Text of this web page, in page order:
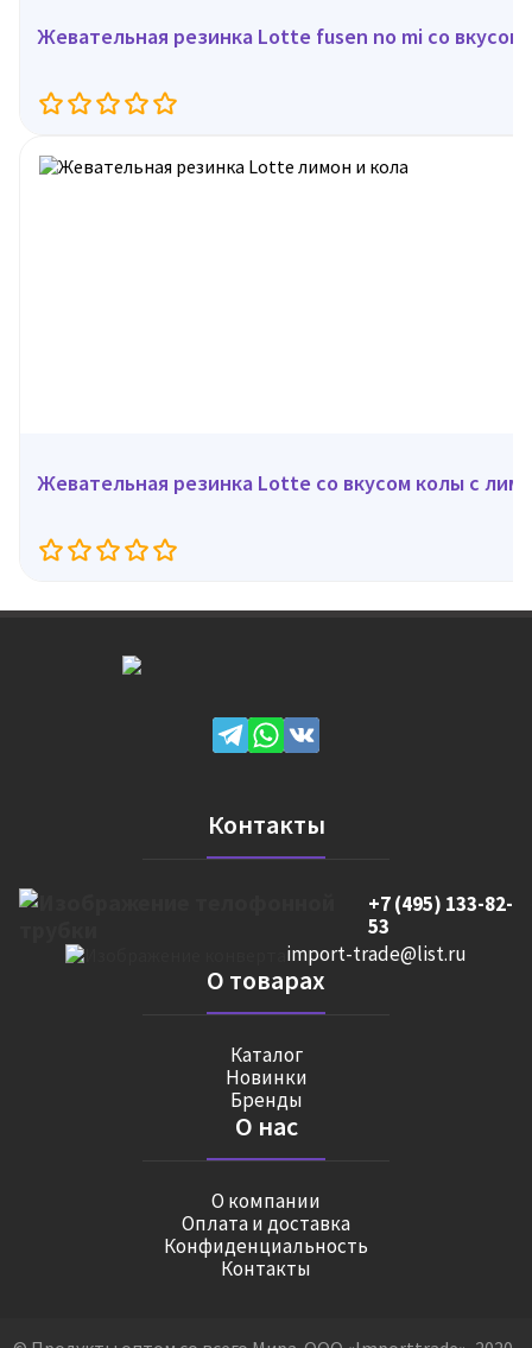
Жевательная резинка Lotte fusen no mi со вкусом
Жевательная резинка Lotte со вкусом колы с
Контакты
+7 (495) 133-82-
53
import-trade@list.ru
О товарах
Каталог
Новинки
Бренды
О нас
О компании
Оплата и доставка
Конфиденциальность
Контакты